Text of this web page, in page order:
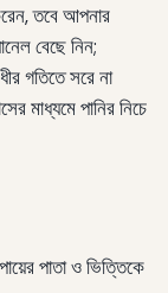
তবে আপনার
বেছে নিন;
গতিতে সরে না
মাধ্যমে পানির নিচে
পাতা ও ভিত্তিকে